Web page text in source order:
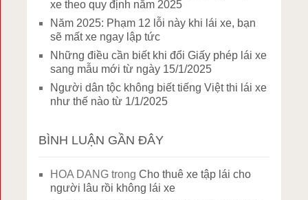
xe theo quy định năm 2025
Năm 2025: Phạm 12 lỗi này khi lái xe, bạn
sẽ mất xe ngay lập tức
Những điều cần biết khi đổi Giấy phép lái xe
sang mẫu mới từ ngày 15/1/2025
Người dân tộc không biết tiếng Việt thi lái xe
như thế nào từ 1/1/2025
BÌNH LUẬN GẦN ĐÂY
HOA DANG trongCho thuê xe tập lái cho
người lâu rồi không lái xe